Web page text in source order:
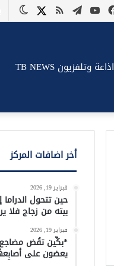
X ملخص
تيلقراميوتيوب
فيسبوك
اذاعة وتلفزيون TB NEWS
أخر اضافات المركز
فبراير 19, 2026
حين تتحول
بيته من زجاج فلا
فبراير 19, 2026
*بكِّين تقُض مضاجع
يعضون على